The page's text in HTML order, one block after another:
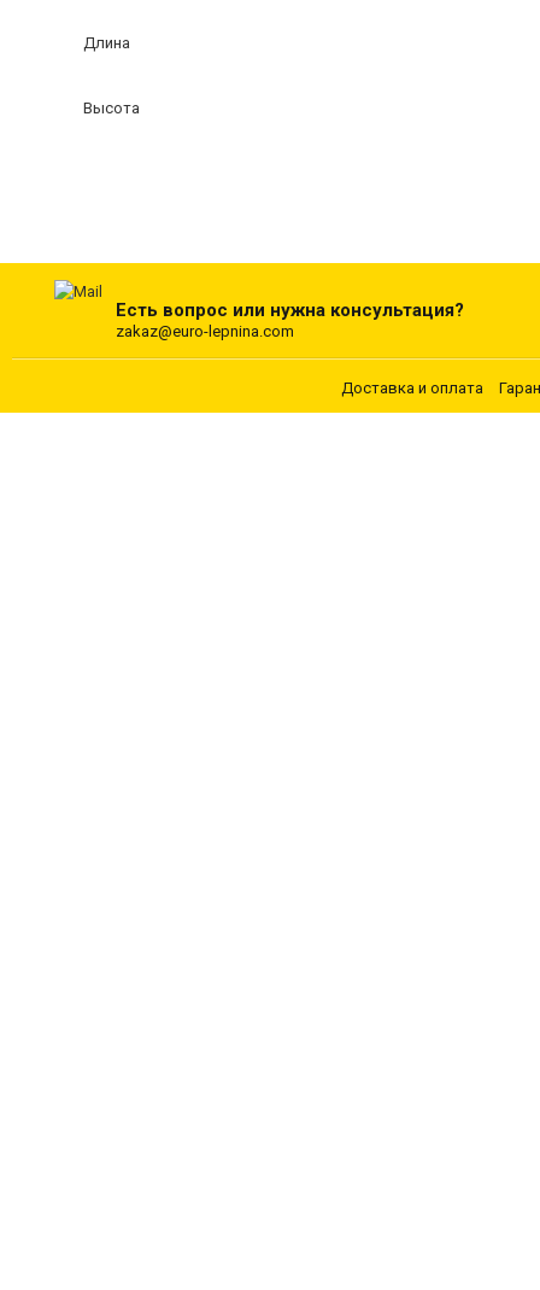
Длина
Высота
Есть вопрос или нужна консультация?
zakaz@euro-lepnina.com
Доставка и оплата